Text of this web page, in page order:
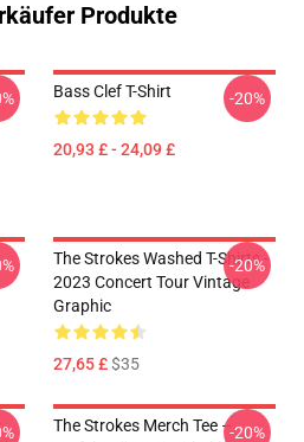
Produkte
Bass Clef T-Shirt
20,93 £ - 24,09 £
-20%
The Strokes Washed T-Shirts -
2023 Concert Tour Vintage
Graphic
27,65 £$35
-20%
The Strokes Merch Tee –-20%